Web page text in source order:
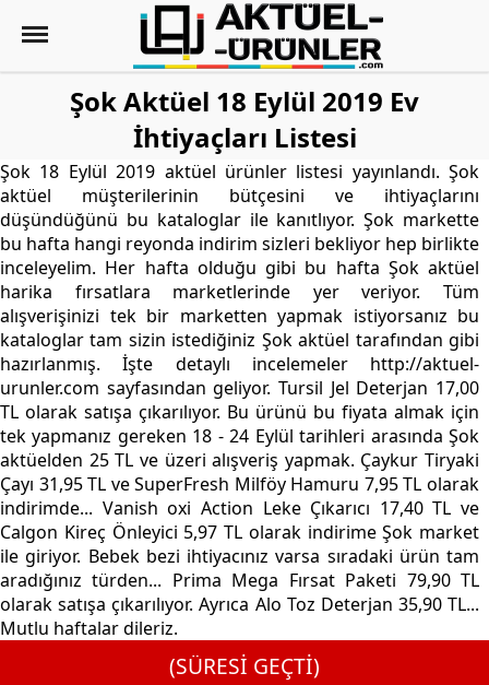
Şok Aktüel 18 Eylül 2019 Ev
İhtiyaçları Listesi
Şok 18 Eylül 2019 aktüel ürünler listesi yayınlandı. Şok
aktüel müşterilerinin bütçesini ve ihtiyaçlarını
düşündüğünü bu kataloglar ile kanıtlıyor. Şok markette
bu hafta hangi reyonda indirim sizleri bekliyor hep birlikte
inceleyelim. Her hafta olduğu gibi bu hafta Şok aktüel
harika fırsatlara marketlerinde yer veriyor. Tüm
alışverişinizi tek bir marketten yapmak istiyorsanız bu
kataloglar tam sizin istediğiniz Şok aktüel tarafından gibi
hazırlanmış. İşte detaylı incelemeler http://aktuel-
urunler.com sayfasından geliyor. Tursil Jel Deterjan 17,00
TL olarak satışa çıkarılıyor. Bu ürünü bu fiyata almak için
tek yapmanız gereken 18 - 24 Eylül tarihleri arasında Şok
aktüelden 25 TL ve üzeri alışveriş yapmak. Çaykur Tiryaki
Çayı 31,95 TL ve SuperFresh Milföy Hamuru 7,95 TL olarak
indirimde... Vanish oxi Action Leke Çıkarıcı 17,40 TL ve
Calgon Kireç Önleyici 5,97 TL olarak indirime Şok market
ile giriyor. Bebek bezi ihtiyacınız varsa sıradaki ürün tam
aradığınız türden... Prima Mega Fırsat Paketi 79,90 TL
olarak satışa çıkarılıyor. Ayrıca Alo Toz Deterjan 35,90 TL...
Mutlu haftalar dileriz.
(SÜRESİ GEÇTİ)